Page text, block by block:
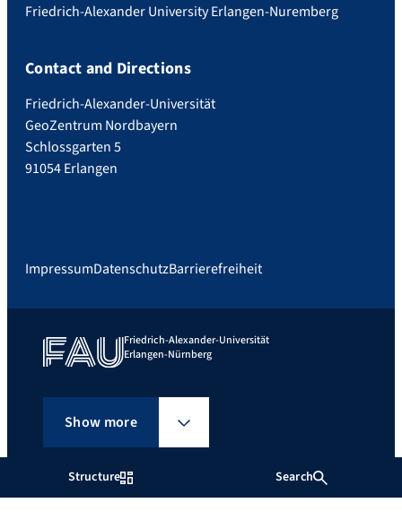
Structure Search
Friedrich-Alexander University Erlangen-Nuremberg
Contact and Directions
Friedrich-Alexander-Universität
GeoZentrum Nordbayern
Schlossgarten 5
91054 Erlangen
ImpressumDatenschutzBarrierefreiheit
Friedrich-Alexander-Universität
Erlangen-Nürnberg
Show more